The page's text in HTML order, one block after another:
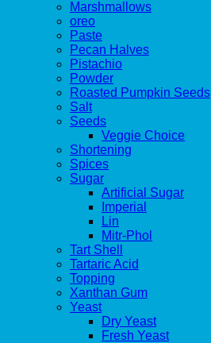
Marshmallows
oreo
Paste
Pecan Halves
Pistachio
Powder
Roasted Pumpkin Seeds
Salt
Seeds
Veggie Choice
Shortening
Spices
Sugar
Artificial Sugar
Imperial
Lin
Mitr-Phol
Tart Shell
Tartaric Acid
Topping
Xanthan Gum
Yeast
Dry Yeast
Fresh Yeast